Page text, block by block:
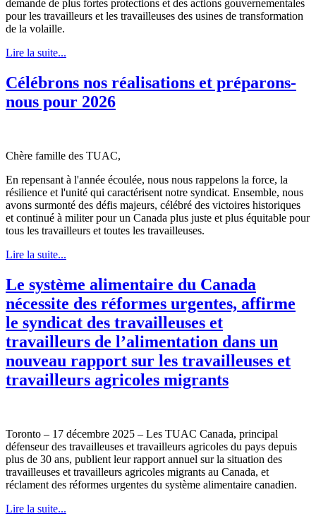
demande de plus fortes protections et des actions gouvernementales
pour les travailleurs et les travailleuses des usines de transformation
de la volaille.
Lire la suite...
Célébrons nos réalisations et préparons-
nous pour 2026
Chère famille des TUAC,
En repensant à l'année écoulée, nous nous rappelons la force, la
résilience et l'unité qui caractérisent notre syndicat. Ensemble, nous
avons surmonté des défis majeurs, célébré des victoires historiques
et continué à militer pour un Canada plus juste et plus équitable pour
tous les travailleurs et toutes les travailleuses.
Lire la suite...
Le système alimentaire du Canada
nécessite des réformes urgentes, affirme
le syndicat des travailleuses et
travailleurs de l’alimentation dans un
nouveau rapport sur les travailleuses et
travailleurs agricoles migrants
Toronto – 17 décembre 2025 – Les TUAC Canada, principal
défenseur des travailleuses et travailleurs agricoles du pays depuis
plus de 30 ans, publient leur rapport annuel sur la situation des
travailleuses et travailleurs agricoles migrants au Canada, et
réclament des réformes urgentes du système alimentaire canadien.
Lire la suite...